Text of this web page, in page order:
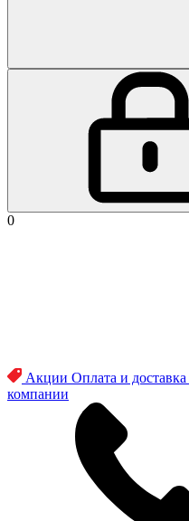
0
Акции Оплата и доставка
компании